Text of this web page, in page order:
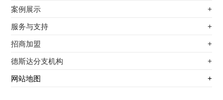
电磁蒸汽发生器
电磁加热棒配件
扩散泵电磁加热器
不锈钢专用电磁加热器
电磁蒸汽发生器
电磁加热棒配件
案例展示 +
最新案例
其他应用
服务与支持 +
服务覆盖网络
服务流程
招商加盟 +
前景分析
加盟条件
德斯达分支机构 +
江信电子机构
网站地图 +